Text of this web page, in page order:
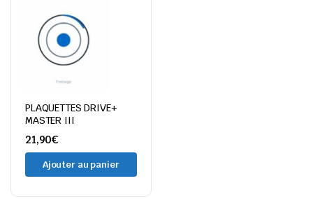
PLAQUETTES DRIVE+
MASTER III
21,90€
Ajouter au panier